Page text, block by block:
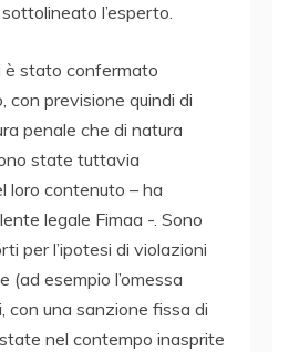
l’esperto.
è stato confermato
con previsione quindi di
penale che di natura
state tuttavia
loro contenuto – ha
legale Fimaa -. Sono
per l’ipotesi di violazioni
(ad esempio l’omessa
con una sanzione fissa di
nel contempo inasprite